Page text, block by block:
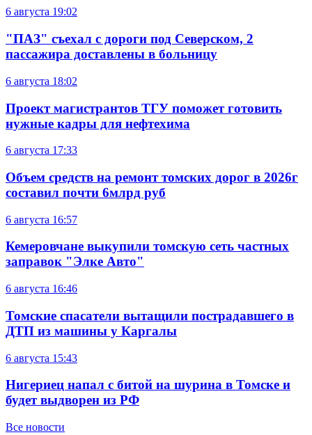
6 августа 19:02
"ПАЗ" съехал с дороги под Северском, 2
пассажира доставлены в больницу
6 августа 18:02
Проект магистрантов ТГУ поможет готовить
нужные кадры для нефтехима
6 августа 17:33
Объем средств на ремонт томских дорог в 2026г
составил почти 6млрд руб
6 августа 16:57
Кемеровчане выкупили томскую сеть частных
заправок "Элке Авто"
6 августа 16:46
Томские спасатели вытащили пострадавшего в
ДТП из машины у Каргалы
6 августа 15:43
Нигериец напал с битой на шурина в Томске и
будет выдворен из РФ
Все новости